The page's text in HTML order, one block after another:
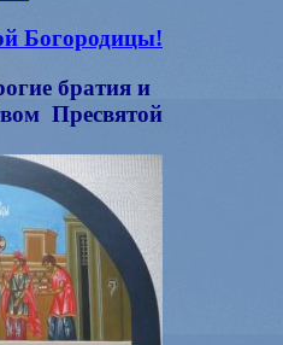
Богородицы!
братия и
Пресвятой